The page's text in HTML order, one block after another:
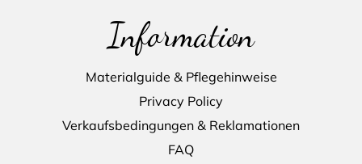
Information
Materialguide & Pflegehinweise
Privacy Policy
Verkaufsbedingungen & Reklamationen
FAQ